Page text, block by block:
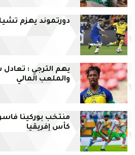
دورتموند يهزم
يهم الترجي : تعادل
والملعب المالي
منتخب بوركينا
كأس إفريقيا